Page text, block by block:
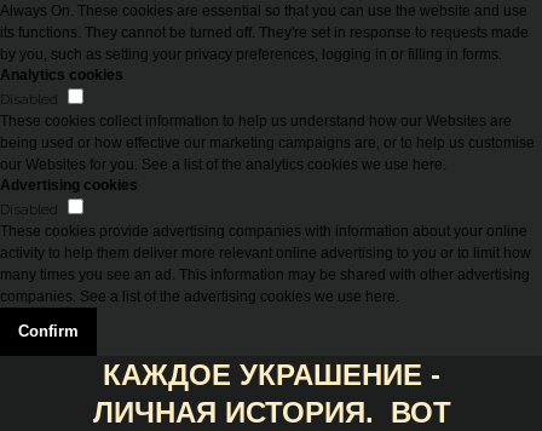
Always On. These cookies are essential so that you can use the website and use
its functions. They cannot be turned off. They're set in response to requests made
by you, such as setting your privacy preferences, logging in or filling in forms.
Analytics cookies
Disabled
These cookies collect information to help us understand how our Websites are
being used or how effective our marketing campaigns are, or to help us customise
our Websites for you. See a list of the analytics cookies we use here.
Advertising cookies
Disabled
These cookies provide advertising companies with information about your online
activity to help them deliver more relevant online advertising to you or to limit how
many times you see an ad. This information may be shared with other advertising
companies. See a list of the advertising cookies we use here.
Confirm
КАЖДОЕ УКРАШЕНИЕ -
ЛИЧНАЯ ИСТОРИЯ. ВОТ